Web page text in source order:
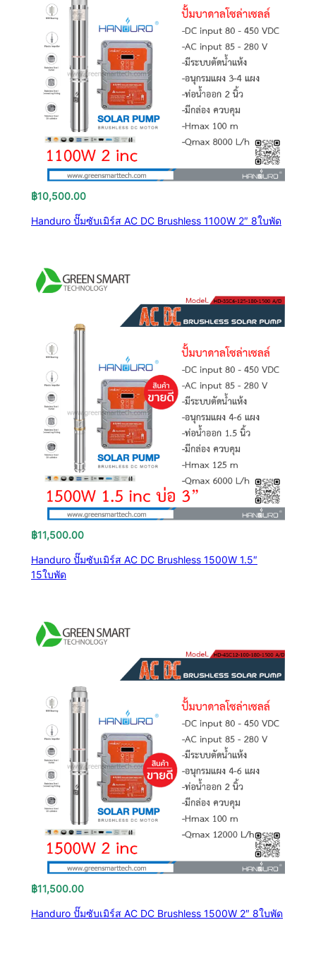
฿10,500.00
Handuro ปั๊มซับเมิร์ส AC DC Brushless 1100W 2″ 8ใบพัด
฿11,500.00
Handuro ปั๊มซับเมิร์ส AC DC Brushless 1500W 1.5″
15ใบพัด
฿11,500.00
Handuro ปั๊มซับเมิร์ส AC DC Brushless 1500W 2″ 8ใบพัด